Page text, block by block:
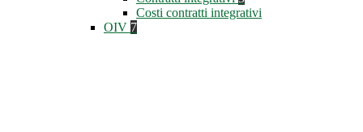
Costi contratti integrativi
OIV 7